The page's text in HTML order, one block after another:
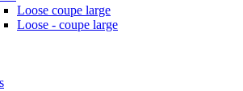
Loose coupe large
Loose - coupe large